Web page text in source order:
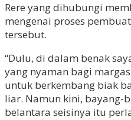
Rere yang dihubungi
mengenai proses
tersebut.
“Dulu, di dalam benak
yang nyaman bagi
untuk berkembang biak
liar. Namun kini, bayang-
belantara seisinya itu